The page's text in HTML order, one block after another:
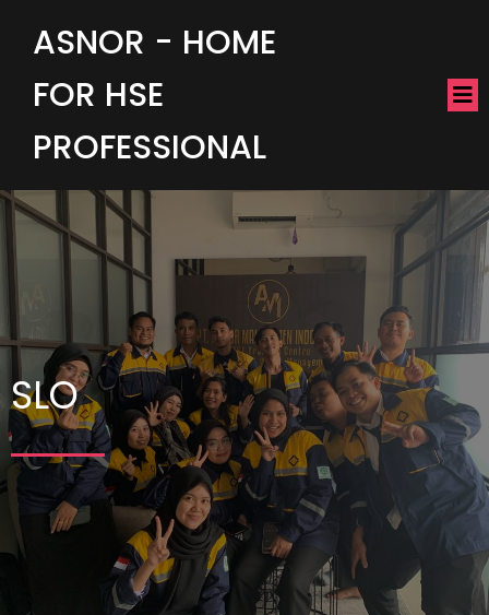
ASNOR - HOME
FOR HSE
PROFESSIONAL
SLO